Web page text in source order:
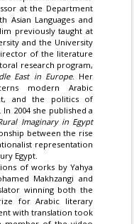
at the Department
Asian Languages and
previously taught at
and the University
of the literature
research program,
East in Europe. Her
modern Arabic
and the politics of
2004 she published a
Imaginary in Egypt
between the rise
representation
Egypt.
of works by Yahya
Makhzangi and
winning both the
for Arabic literary
with translation took